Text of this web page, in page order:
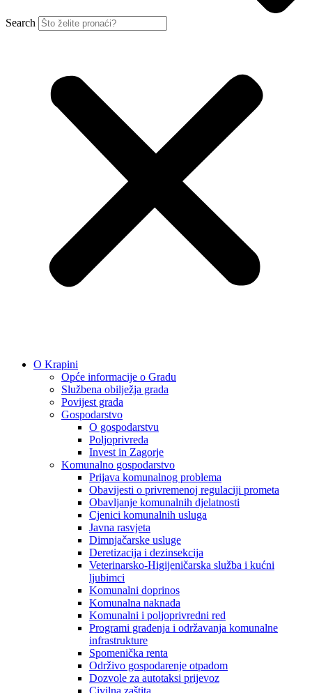
Search
O Krapini
Opće informacije o Gradu
Službena obilježja grada
Povijest grada
Gospodarstvo
O gospodarstvu
Poljoprivreda
Invest in Zagorje
Komunalno gospodarstvo
Prijava komunalnog problema
Obavijesti o privremenoj regulaciji prometa
Obavljanje komunalnih djelatnosti
Cjenici komunalnih usluga
Javna rasvjeta
Dimnjačarske usluge
Deretizacija i dezinsekcija
Veterinarsko-Higijeničarska služba i kućni
ljubimci
Komunalni doprinos
Komunalna naknada
Komunalni i poljoprivredni red
Programi građenja i održavanja komunalne
infrastrukture
Spomenička renta
Održivo gospodarenje otpadom
Dozvole za autotaksi prijevoz
Civilna zaštita